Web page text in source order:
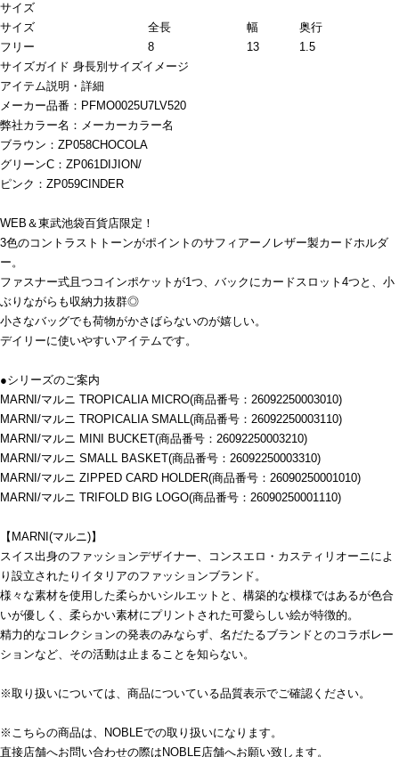
サイズ
サイズ
全長 幅
奥行
フリー
8 13
1.5
サイズガイド 身長別サイズイメージ
アイテム説明・詳細
メーカー品番：PFMO0025U7LV520
弊社カラー名：メーカーカラー名
ブラウン：ZP058CHOCOLA
グリーンC：ZP061DIJION/
ピンク：ZP059CINDER
WEB＆東武池袋百貨店限定！
3色のコントラストトーンがポイントのサフィアーノレザー製カードホルダ
ー。
ファスナー式且つコインポケットが1つ、バックにカードスロット4つと、小
ぶりながらも収納力抜群◎
小さなバッグでも荷物がかさばらないのが嬉しい。
デイリーに使いやすいアイテムです。
●シリーズのご案内
MARNI/マルニ TROPICALIA MICRO(商品番号：26092250003010)
MARNI/マルニ TROPICALIA SMALL(商品番号：26092250003110)
MARNI/マルニ MINI BUCKET(商品番号：26092250003210)
MARNI/マルニ SMALL BASKET(商品番号：26092250003310)
MARNI/マルニ ZIPPED CARD HOLDER(商品番号：26090250001010)
MARNI/マルニ TRIFOLD BIG LOGO(商品番号：26090250001110)
【MARNI(マルニ)】
スイス出身のファッションデザイナー、コンスエロ・カスティリオーニによ
り設立されたりイタリアのファッションブランド。
様々な素材を使用した柔らかいシルエットと、構築的な模様ではあるが色合
いが優しく、柔らかい素材にプリントされた可愛らしい絵が特徴的。
精力的なコレクションの発表のみならず、名だたるブランドとのコラボレー
ションなど、その活動は止まることを知らない。
※取り扱いについては、商品についている品質表示でご確認ください。
※こちらの商品は、NOBLEでの取り扱いになります。
直接店舗へお問い合わせの際はNOBLE店舗へお願い致します。